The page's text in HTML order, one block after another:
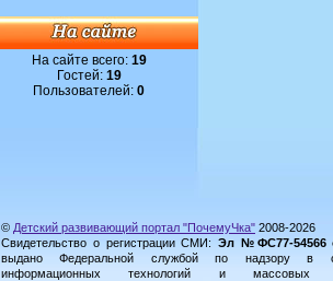
На сайте всего: 19
Гостей: 19
Пользователей: 0
© Детский развивающий портал "ПочемуЧка" 2008-2026
Свидетельство о регистрации СМИ: Эл №ФС77-54566
выдано Федеральной службой по надзору в
информационных технологий и массовых